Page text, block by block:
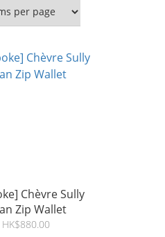
Chèvre Sully
Zip Wallet
HK$880.00